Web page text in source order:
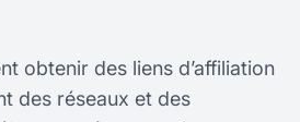
obtenir des liens d’affiliation
des réseaux et des